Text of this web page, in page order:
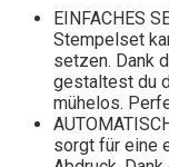
EINFACHES
Stempelset
setzen. Dank
gestaltest du
mühelos.
sorgt für eine